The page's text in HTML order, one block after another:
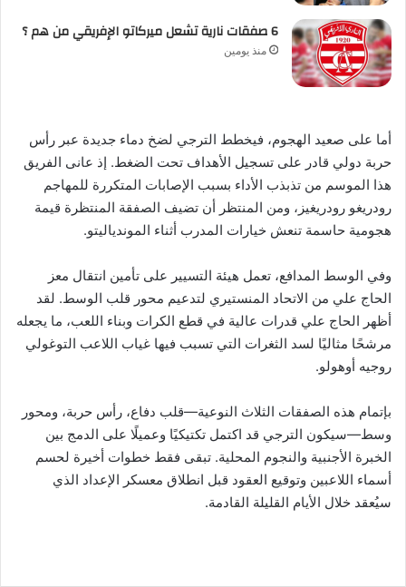
6 صفقات نارية تشعل ميركاتو الإفريقي من هم ؟
منذ يومين
أما على صعيد الهجوم، فيخطط الترجي لضخ دماء جديدة عبر رأس
حربة دولي قادر على تسجيل الأهداف تحت الضغط. إذ عانى الفريق
هذا الموسم من تذبذب الأداء بسبب الإصابات المتكررة للمهاجم
رودريغو رودريغيز، ومن المنتظر أن تضيف الصفقة المنتظرة قيمة
هجومية حاسمة تنعش خيارات المدرب أثناء الموندياليتو.
وفي الوسط المدافع، تعمل هيئة التسيير على تأمين انتقال معز
الحاج علي من الاتحاد المنستيري لتدعيم محور قلب الوسط. لقد
أظهر الحاج علي قدرات عالية في قطع الكرات وبناء اللعب، ما يجعله
مرشحًا مثاليًا لسد الثغرات التي تسبب فيها غياب اللاعب التوغولي
روجيه أوهولو.
بإتمام هذه الصفقات الثلاث النوعية—قلب دفاع، رأس حربة، ومحور
وسط—سيكون الترجي قد اكتمل تكتيكيًا وعميلًا على الدمج بين
الخبرة الأجنبية والنجوم المحلية. تبقى فقط خطوات أخيرة لحسم
أسماء اللاعبين وتوقيع العقود قبل انطلاق معسكر الإعداد الذي
سيُعقد خلال الأيام القليلة القادمة.